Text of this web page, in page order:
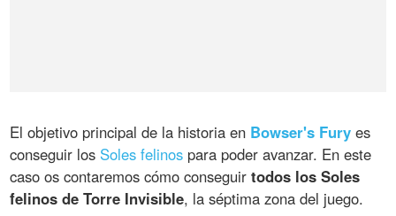
El objetivo principal de la historia en Bowser's Fury es
conseguir los Soles felinos para poder avanzar. En este
caso os contaremos cómo conseguirtodos los Soles
felinos de Torre Invisible, la séptima zona del juego.